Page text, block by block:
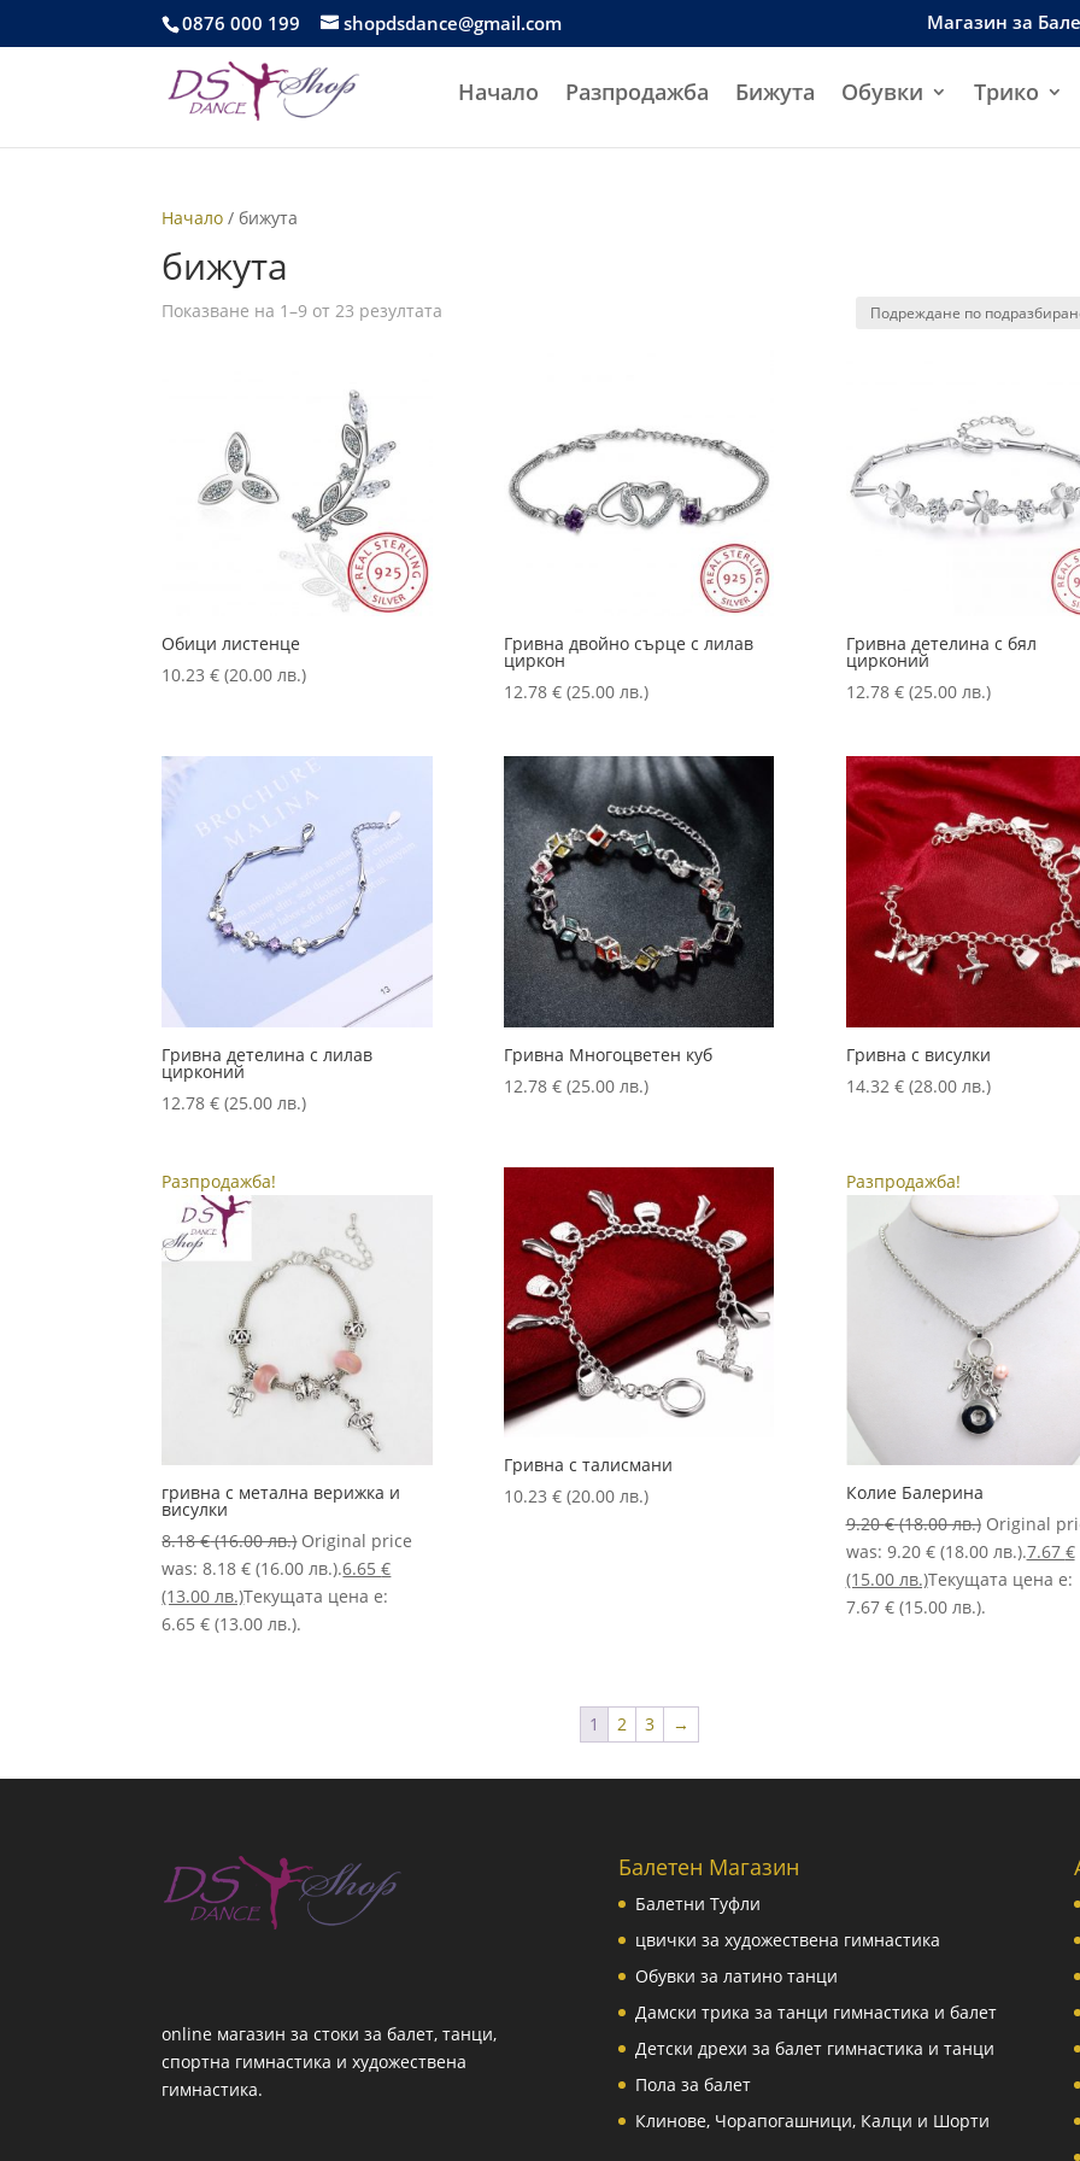
0876 000 199 shopdsdance@gmail.com Магазин за
Начало Разпродажба Бижута Обувки Трико
Начало / бижута
бижута
Показване на 1–9 от 23 резултата
Oбици листенце
10.23€ (20.00 лв.)
Гривна двойно сърце с лилав
циркон
12.78 € (25.00 лв.)
Гривна детелина с бял
цирконий
12.78 € (25.00 лв.)
Гривна детелина с лилав
цирконий
12.78€ (25.00 лв.)
Гривна Многоцветен куб
12.78 € (25.00 лв.)
Гривна с висулки
14.32 € (28.00 лв.)
Разпродажба!
гривна с метална верижка и
висулки
8.18€ (16.00 лв.) Original price
was: 8.18 € (16.00 лв.).6.65€
(13.00 лв.)Текущата цена е:
6.65 € (13.00 лв.).
Гривна с талисмани
10.23 € (20.00 лв.)
Разпродажба!
Колие Балерина
9.20€ (18.00 лв.) Original
was: 9.20 € (18.00 лв.).7.67 €
(15.00 лв.)Текущата цена е:
7.67 € (15.00 лв.).
1 2 3 →
online магазин за стоки за балет, танци,
спортна гимнастика и художествена
гимнастика.
Балетен Магазин
Балетни Туфли
цвички за художествена гимнастика
Обувки за латино танци
Дамски трика за танци гимнастика и балет
Детски дрехи за балет гимнастика и танци
Пола за балет
Клинове, Чорапогашници, Калци и Шорти